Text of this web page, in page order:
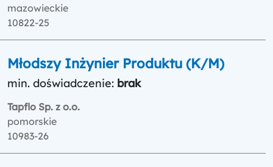
mazowieckie
10822-25
Młodszy Inżynier Produktu (K/M)
min. doświadczenie: brak
Tapflo Sp. z o.o.
pomorskie
10983-26